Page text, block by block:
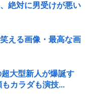
絶対に男受けが悪い
える画像・最高な画
大型新人が爆誕す
カラダも演技...